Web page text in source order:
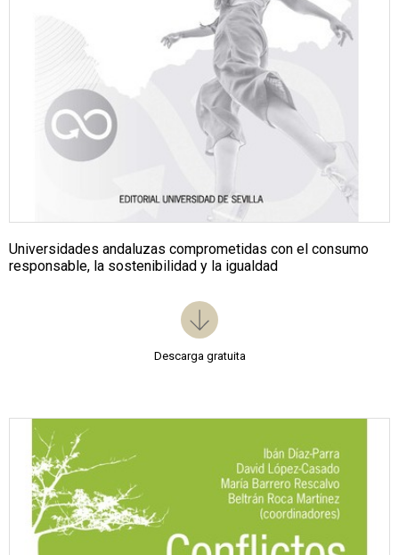
Universidades andaluzas comprometidas con el consumo
responsable, la sostenibilidad y la igualdad
Descarga gratuita